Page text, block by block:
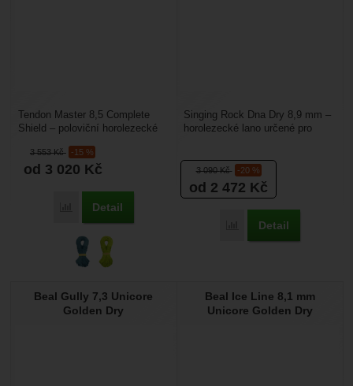
3 553Kč -15 %
od 3 020 Kč
Porovnat
Detail
Tendon Master 8,5 Complete
Shield – poloviční horolezecké
Díky tomu má zajímavou...
3 090Kč -20 %
od 2 472 Kč
Porovnat
Detail
Singing Rock Dna Dry 8,9 mm –
horolezecké lano určené pro
Beal Gully 7,3 Unicore
Golden Dry
Beal Ice Line 8,1 mm
Unicore Golden Dry